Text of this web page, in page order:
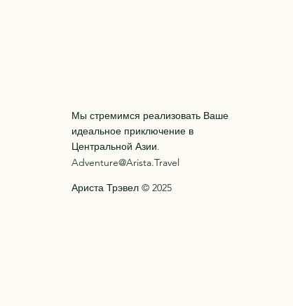
Мы стремимся реализовать Ваше
идеальное приключение в
Центральной Азии.
Adventure@Arista.Travel
Ариста Трэвел © 2025